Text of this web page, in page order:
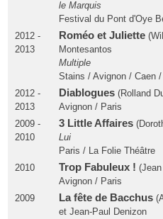
le Marquis
Festival du Pont d'Oye
2012 -
2013
Roméo et Juliette
Montesantos
Multiple
Stains / Avignon / Caen
2012 -
2013
Diablogues(Rolland
Avignon / Paris
2009 -
2010
3 Little Affaires
Lui
Paris / La Folie Théâtre
2010
Trop Fabuleux !
Avignon / Paris
2009
La fête de Bacchus
et Jean-Paul Denizon